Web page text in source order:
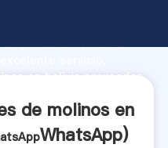
producción, fuerza
en bolivia proveedor
de molinos en
WhatsApp)